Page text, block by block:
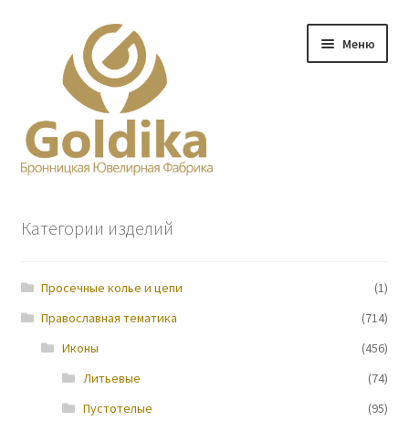
навигации
содержимому
Меню
Прайс-лист
Контакты
Категории изделий
Просечные колье и цепи
(1)
Православная тематика
(714)
Иконы
(456)
Литьевые
(74)
Пустотелые
(95)